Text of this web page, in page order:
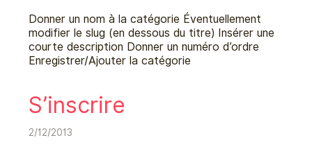
Donner un nom à la catégorie Éventuellement
modifier le slug (en dessous du titre) Insérer une
courte description Donner un numéro d’ordre
Enregistrer/Ajouter la catégorie
S’inscrire
2/12/2013